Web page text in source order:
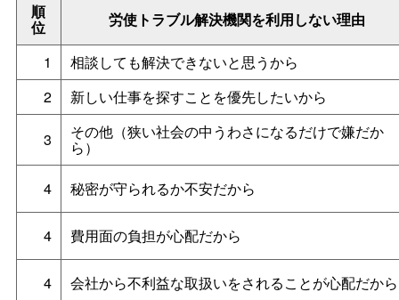
順
位 労使トラブル解決機関を利用しない理由
1
相談しても解決できないと思うから
2
新しい仕事を探すことを優先したいから
3 その他（狭い社会の中うわさになるだけで嫌だか
ら）
4
秘密が守られるか不安だから
4 費用面の負担が心配だから
4 会社から不利益な取扱いをされることが心配だから